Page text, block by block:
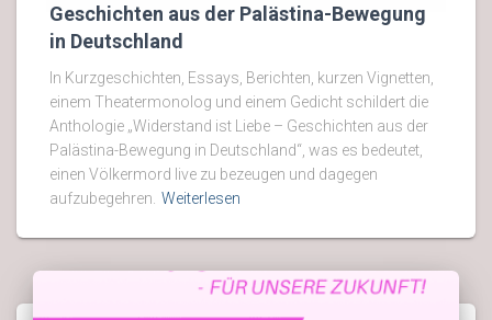
Geschichten aus der Palästina-Bewegung
in Deutschland
In Kurzgeschichten, Essays, Berichten, kurzen Vignetten,
einem Theatermonolog und einem Gedicht schildert die
Anthologie „Widerstand ist Liebe – Geschichten aus der
Palästina-Bewegung in Deutschland“, was es bedeutet,
einen Völkermord live zu bezeugen und dagegen
aufzubegehren. Weiterlesen